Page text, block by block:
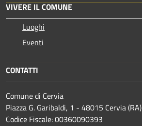
VIVERE IL COMUNE
Luoghi
Eventi
CONTATTI
Comune di Cervia
Piazza G. Garibaldi, 1 - 48015 Cervia (RA)
Codice Fiscale: 00360090393